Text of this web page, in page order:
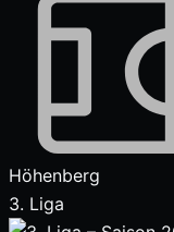
Höhenberg
3. Liga